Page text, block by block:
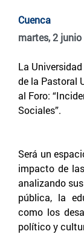
Cuenca
martes, 2
La
de la Pastoral
al Foro:
Sociales”.
Será un
impacto de
analizando
pública, la
como los
político y